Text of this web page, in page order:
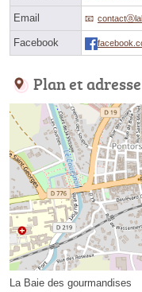
Email
Facebook
Plan et adresse
La Baie des gourmandises